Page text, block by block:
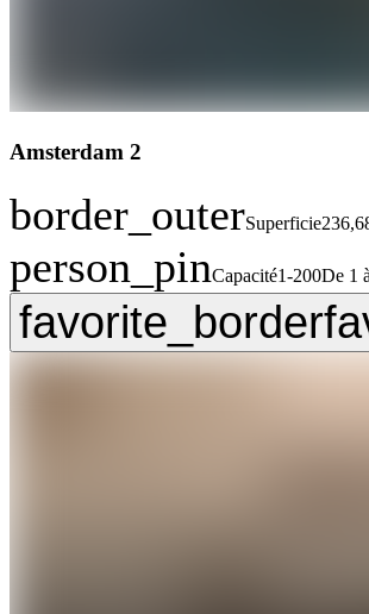
Amsterdam 2
border_outerSuperficie
person_pinCapacité1-200De 1
favorite_border